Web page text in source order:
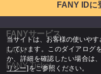
FANY IDに
FANYサービス
FANY
FANY Ticket
当サイトは、お客様の使いや
しています。このダイアログ
か、詳細を確認したい場合は、
リシー]をご参照ください。